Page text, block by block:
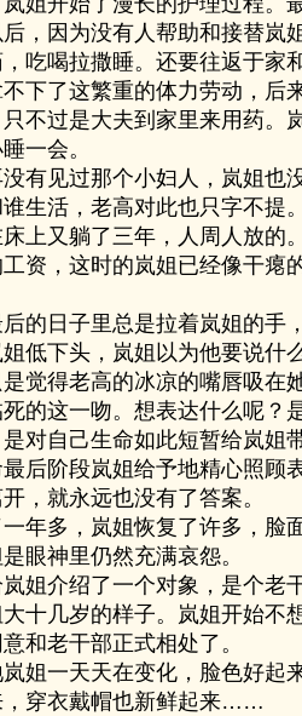
，因为没有人帮助和接替岚
吃喝拉撒睡。还要往返于家
下了这繁重的体力劳动，后
不过是大夫到家里来用药。
一会。
见过那个小妇人，岚姐也
生活，老高对此也只字不提
又躺了三年，人周人放的
资，这时的岚姐已经像干瘪
日子里总是拉着岚姐的手
低下头，岚姐以为他要说什
觉得老高的冰凉的嘴唇吸在
这一吻。想表达什么呢？
对自己生命如此短暂给岚姐
后阶段岚姐给予地精心照顾
，就永远也没有了答案。
多，岚姐恢复了许多，脸
眼神里仍然充满哀怨。
介绍了一个对象，是个老
十几岁的样子。岚姐开始不
和老干部正式相处了。
一天天在变化，脸色好起
，穿衣戴帽也新鲜起来……